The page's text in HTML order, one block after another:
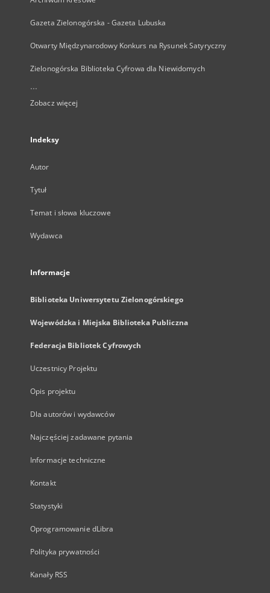
Gazeta Zielonogórska - Gazeta Lubuska
Otwarty Międzynarodowy Konkurs na Rysunek Satyryczny
Zielonogórska Biblioteka Cyfrowa dla Niewidomych
...
Zobacz więcej
Indeksy
Autor
Tytuł
Temat i słowa kluczowe
Wydawca
Informacje
Biblioteka Uniwersytetu Zielonogórskiego
Wojewódzka i Miejska Biblioteka Publiczna
Federacja Bibliotek Cyfrowych
Uczestnicy Projektu
Opis projektu
Dla autorów i wydawców
Najczęściej zadawane pytania
Informacje techniczne
Kontakt
Statystyki
Oprogramowanie dLibra
Polityka prywatności
Kanały RSS